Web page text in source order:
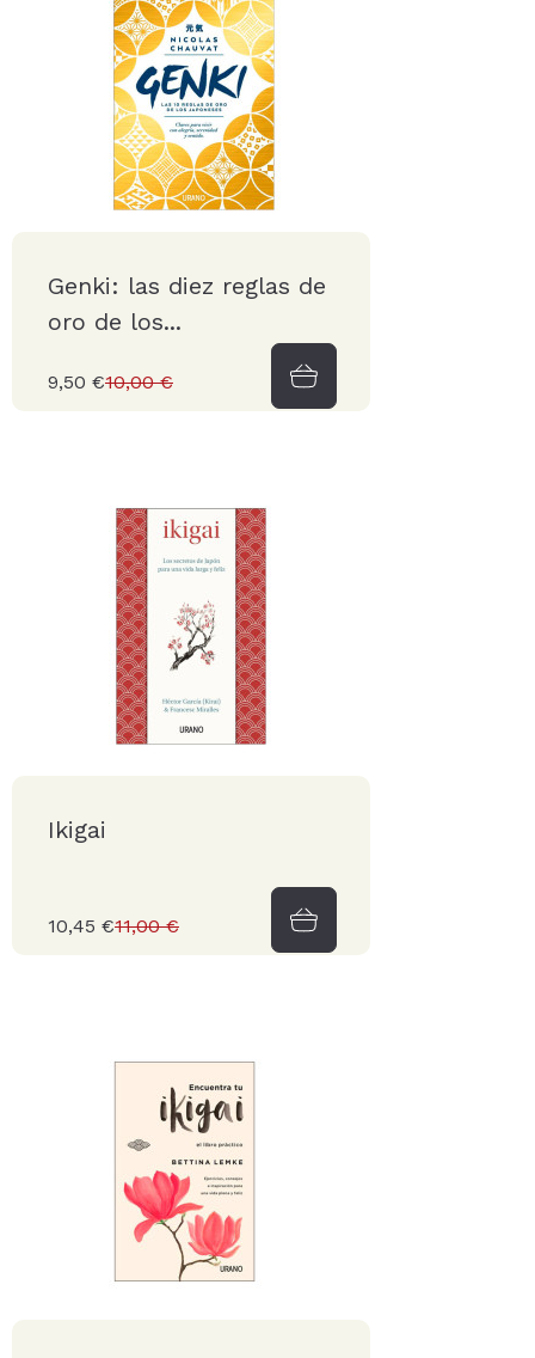
Genki: las diez reglas de
oro de los...
9,50 €10,00 €
Ikigai
10,45 €11,00 €